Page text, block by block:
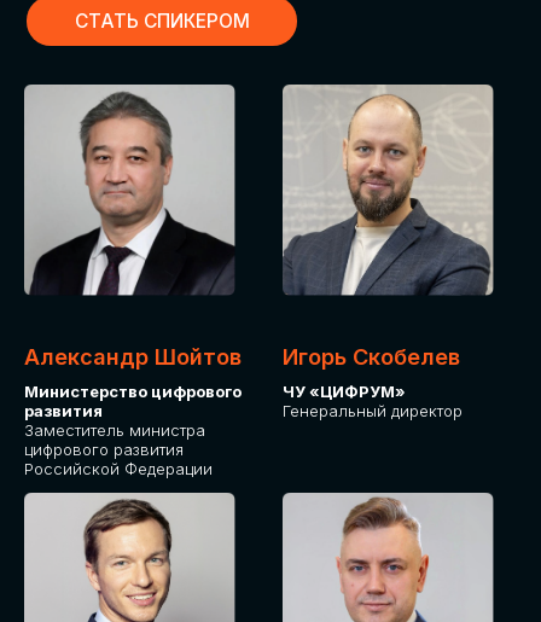
Александр Шойтов
Министерство цифрового
развития
Заместитель министра
цифрового развития
Российской Федерации
Игорь Скобелев
ЧУ «ЦИФРУМ»
Генеральный директор